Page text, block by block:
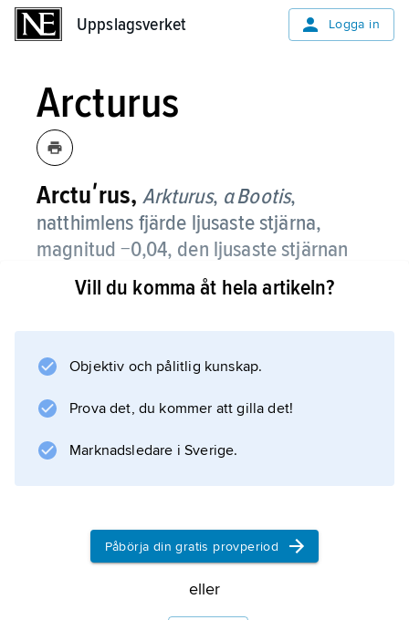
Uppslagsverket Logga in
Arcturus
Arctuʹrus, Arkturus, α Bootis,
natthimlens fjärde ljusaste stjärna,
magnitud −0,04, den ljusaste stjärnan
på norra stjärnhimlen, belägen i
stjärnbilden Björnvaktaren (latin
Namnet, som är känt sedan Hesiodos, har
domineras av denna stjärna.
Vill du komma åt hela artikeln?
Objektiv och pålitlig kunskap.
Prova det, du kommer att gilla det!
Marknadsledare i Sverige.
Påbörja din gratis provperiod
eller